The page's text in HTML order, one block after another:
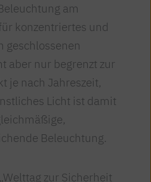
am
konzentriertes und
geschlossenen
aber nur begrenzt zur
je nach Jahreszeit,
Licht ist damit
Beleuchtung.
zur Sicherheit